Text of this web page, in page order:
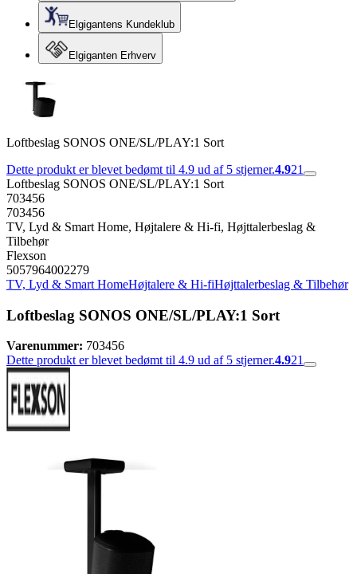
Elgigantens Kundeklub
Elgiganten Erhverv
Loftbeslag SONOS ONE/SL/PLAY:1 Sort
Dette produkt er blevet bedømt til 4.9 ud af 5 stjerner.4.921
Loftbeslag SONOS ONE/SL/PLAY:1 Sort
703456
703456
TV, Lyd & Smart Home, Højtalere & Hi-fi, Højttalerbeslag &
Tilbehør
Flexson
5057964002279
TV, Lyd & Smart HomeHøjtalere & Hi-fiHøjttalerbeslag & Tilbehør
Loftbeslag SONOS ONE/SL/PLAY:1 Sort
Varenummer: 703456
Dette produkt er blevet bedømt til 4.9 ud af 5 stjerner.4.921